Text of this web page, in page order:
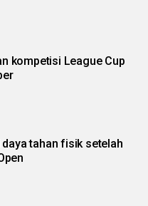
kompetisi League Cup
daya tahan fisik setelah